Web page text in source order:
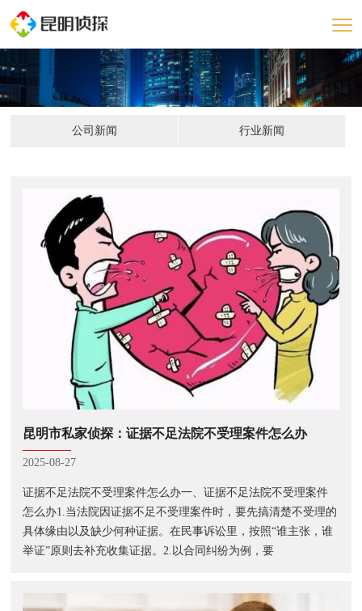
公司新闻 行业新闻
昆明市私家侦探：证据不足法院不受理案件怎么办
2025-08-27
证据不足法院不受理案件怎么办一、证据不足法院不受理案件
怎么办1.当法院因证据不足不受理案件时，要先搞清楚不受理的
具体缘由以及缺少何种证据。在民事诉讼里，按照“谁主张，谁
举证”原则去补充收集证据。2.以合同纠纷为例，要